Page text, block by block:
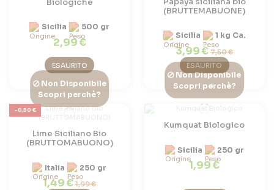
Sicilia 500 gr
2,99 €
ESAURITO
(BRUTTEMABUONE)
Sicilia 1 kg Ca.
3,99 €7,50 €
ESAURITO
-0,50 €
Non Disponibile
Scopri perchè?
Lime Siciliano Bio
(BRUTTOMABUONO)
Italia 250 gr
1,49 €1,99 €
Non Disponibile
Scopri perchè?
Kumquat Biologico
Sicilia 250 gr
1,99 €